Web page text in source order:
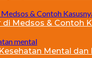
Medsos & Contoh
Mental dan